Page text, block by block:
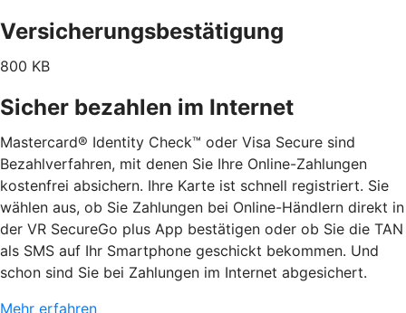
Versicherungsbestätigung
800 KB
Sicher bezahlen im Internet
Mastercard® Identity Check™ oder Visa Secure sind
Bezahlverfahren, mit denen Sie Ihre Online-Zahlungen
kostenfrei absichern. Ihre Karte ist schnell registriert. Sie
wählen aus, ob Sie Zahlungen bei Online-Händlern direkt in
der VR SecureGo plus App bestätigen oder ob Sie die TAN
als SMS auf Ihr Smartphone geschickt bekommen. Und
schon sind Sie bei Zahlungen im Internet abgesichert.
Mehr erfahren